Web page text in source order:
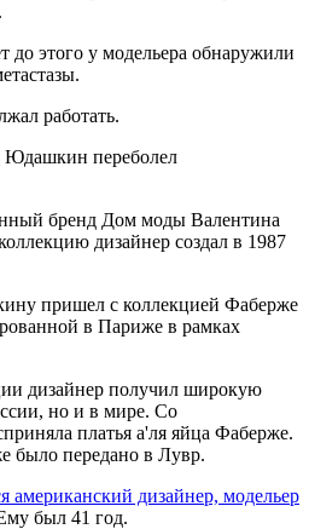
до этого у модельера обнаружили
работать.
Юдашкин переболел
бренд Дом моды Валентина
дизайнер создал в 1987
пришел с коллекцией Фаберже
в Париже в рамках
дизайнер получил широкую
но и в мире. Со
платья а'ля яйца Фаберже.
было передано в Лувр.
американский дизайнер, модельер
был 41 год.